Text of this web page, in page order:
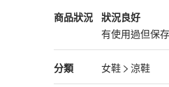
商品狀況
Coach女鞋 商品狀態與細節
狀況良好
有使用過但保
狀況良好
分類
Coach 分類資訊
女鞋
涼鞋
女鞋/涼鞋推薦